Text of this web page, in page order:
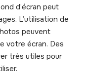
d’écran peut
L’utilisation de
peuvent
votre écran. Des
très utiles pour